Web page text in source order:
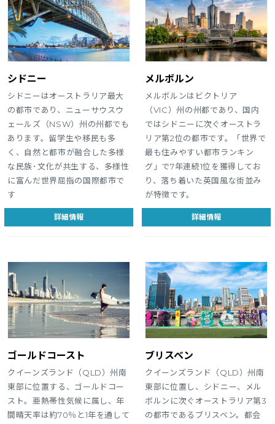
シドニー
シドニーはオーストラリア最大
の都市であり、ニューサウスウ
ェールズ（NSW）州の州都でも
あります。留学生や移民も多
く、自然と都市が融合した多様
な民族･文化が共生する、多様性
に富んだ世界屈指の国際都市で
す
詳細情報
メルボルン
メルボルンはビクトリア
（VIC）州の州都であり、国内
ではシドニーに次ぐオーストラ
リア第2位の都市です。「世界で
最も住みやすい都市ランキン
グ」で7年連続1位を獲得してお
り、落ち着いた英国風な街並み
が特徴です。
詳細情報
ゴールドコースト
クイーンズランド（QLD）州南
東部に位置する、ゴールドコー
スト。亜熱帯性気候に属し、年
間晴天率は約70％と1年を通して
ブリスベン
クイーンズランド（QLD）州南
東部に位置し、シドニー、メル
ボルンに次ぐオーストラリア第3
の都市であるブリスベン。都会